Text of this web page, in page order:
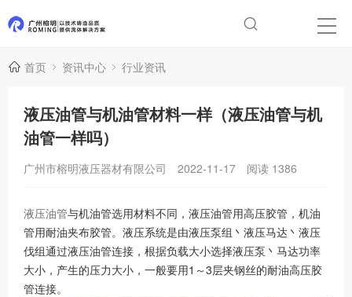
首页 资讯中心 行业资讯
液压油管与机油管材料一样（液压油管与机
油管一样吗）
广州市榕明液压器材有限公司 2022-11-17 阅读 1386
液压油管与机油管选用材料不同，液压油管用高压胶管，机油
管用耐油夹布胶管。液压系统是由液压泵组丶液压马达丶液压
伐组通过液压油管连接，根据负载大小选择液压泵丶马达功率
大小，产生的压力大小，一般要用1～3层夹钢丝的耐油高压胶
管连接。